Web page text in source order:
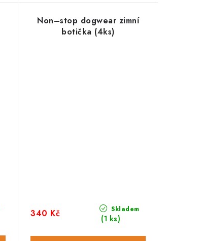
Non–stop dogwear zimní
botička (4ks)
Skladem
(1 ks)
340 Kč